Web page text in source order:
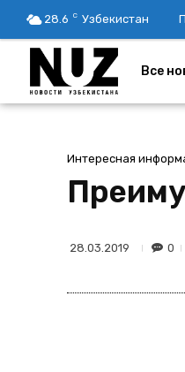
28.6 C Узбекистан
Все
Интересная
28.03.2019 0